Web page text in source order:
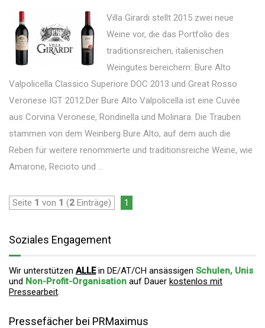
Villa Girardi stellt 2015 zwei neue
Weine vor, die das Portfolio des
traditionsreichen, italienischen
Weingutes bereichern: Bure Alto
Valpolicella Classico Superiore DOC 2013 und Great Rosso
Veronese IGT 2012.Der Bure Alto Valpolicella ist eine Cuvée
aus Corvina Veronese, Rondinella und Molinara. Die Trauben
stammen von dem Weinberg Bure Alto, auf dem auch die
Reben für weitere renommierte und traditionsreiche Weine, wie
Amarone, Recioto und ...
Seite 1 von 1 (2 Einträge) 1
Soziales Engagement
Wir unterstützen ALLEin DE/AT/CH ansässigen Schulen, Unis
und Non-Profit-Organisation auf Dauer kostenlos mit
Pressearbeit.
Pressefächer bei PRMaximus